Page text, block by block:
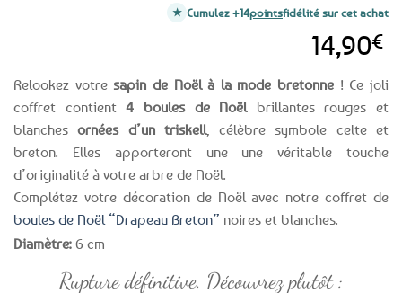
Relookez votresapin de Noël à la mode bretonne ! Ce joli
coffret contient4 boules de Noëlbrillantes rouges et
blanchesornées d’un triskell, célèbre symbole celte et
breton. Elles apporteront une une véritable touche
d’originalité à votre arbre de Noël.
Complétez votre décoration de Noël avec notre coffret de
boules de Noël “Drapeau Breton” noires et blanches.
Diamètre: 6 cm
Rupture définitive. Découvrez plutôt :
14,90€
Cumulez +14pointsfidélité sur cet achat